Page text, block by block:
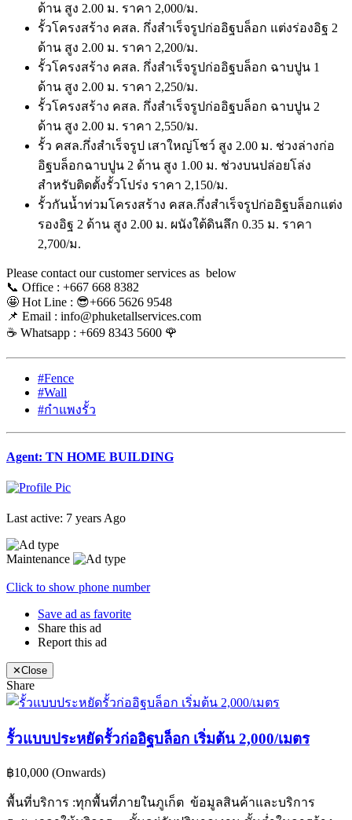
ด้าน สูง 2.00 ม. ราคา 2,000/ม.
รั้วโครงสร้าง คสล. กึ่งสำเร็จรูปก่ออิฐบล็อก แต่งร่องอิฐ 2
ด้าน สูง 2.00 ม. ราคา 2,200/ม.
รั้วโครงสร้าง คสล. กึ่งสำเร็จรูปก่ออิฐบล็อก ฉาบปูน 1
ด้าน สูง 2.00 ม. ราคา 2,250/ม.
รั้วโครงสร้าง คสล. กึ่งสำเร็จรูปก่ออิฐบล็อก ฉาบปูน 2
ด้าน สูง 2.00 ม. ราคา 2,550/ม.
รั้ว คสล.กึ่งสำเร็จรูป เสาใหญ่โชว์ สูง 2.00 ม. ช่วงล่างก่อ
อิฐบล็อกฉาบปูน 2 ด้าน สูง 1.00 ม. ช่วงบนปล่อยโล่ง
สำหรับติดตั้งรั้วโปร่ง ราคา 2,150/ม.
รั้วกันน้ำท่วมโครงสร้าง คสล.กึ่งสำเร็จรูปก่ออิฐบล็อกแต่ง
รองอิฐ 2 ด้าน สูง 2.00 ม. ผนังใต้ดินลึก 0.35 ม. ราคา
2,700/ม.
Please contact our customer services as below
📞 Office : +667 668 8382
🤩 Hot Line : 😎+666 5626 9548
📌 Email : info@phuketallservices.com
☕️ Whatsapp : +669 8343 5600 🌹
#Fence
#Wall
#กำแพงรั้ว
Agent: TN HOME BUILDING
Last active: 7 years Ago
Maintenance
Click to show phone number
Save ad as favorite
Share this ad
Report this ad
✕Close
Share
รั้วแบบประหยัดรั้วก่ออิฐบล็อก เริ่มต้น 2,000/เมตร
฿10,000 (Onwards)
พื้นที่บริการ :ทุกพื้นที่ภายในภูเก็ต ข้อมูลสินค้าและบริการ